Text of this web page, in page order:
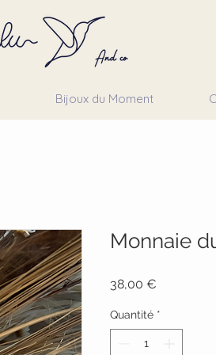
Bijoux du Moment
Monnaie
38,00 €
Quantité *